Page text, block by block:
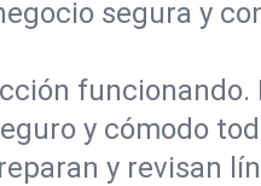
segura y
funcionando.
y cómodo
y revisan